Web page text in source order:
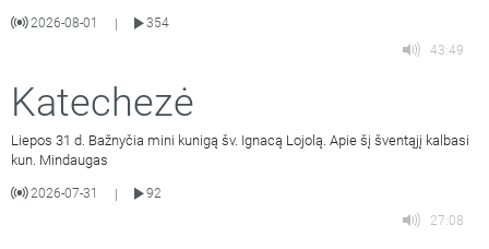
2026-08-01 |
354
43:49
Katechezė
Liepos 31 d. Bažnyčia mini kunigą šv. Ignacą Lojolą. Apie šį šventąjį kalbasi
kun. Mindaugas
2026-07-31 |
92
27:08